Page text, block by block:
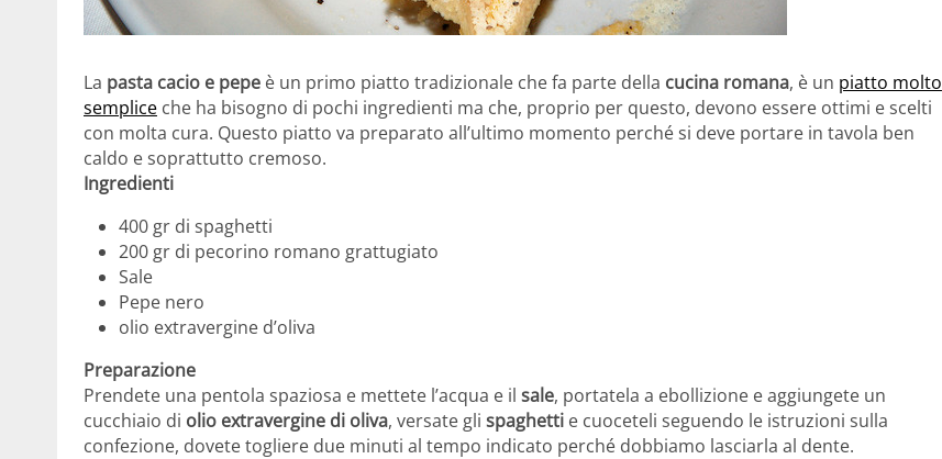
La pasta cacio e pepe è un primo piatto tradizionale che fa parte della cucina romana, è un piatto molto
semplice che ha bisogno di pochi ingredienti ma che, proprio per questo, devono essere ottimi e scelti
con molta cura. Questo piatto va preparato all’ultimo momento perché si deve portare in tavola ben
caldo e soprattutto cremoso.
Ingredienti
400 gr di spaghetti
200 gr di pecorino romano grattugiato
Sale
Pepe nero
olio extravergine d’oliva
Preparazione
Prendete una pentola spaziosa e mettete l’acqua e il sale, portatela a ebollizione e aggiungete un
cucchiaio di olio extravergine di oliva, versate gli spaghetti e cuoceteli seguendo le istruzioni sulla
confezione, dovete togliere due minuti al tempo indicato perché dobbiamo lasciarla al dente.